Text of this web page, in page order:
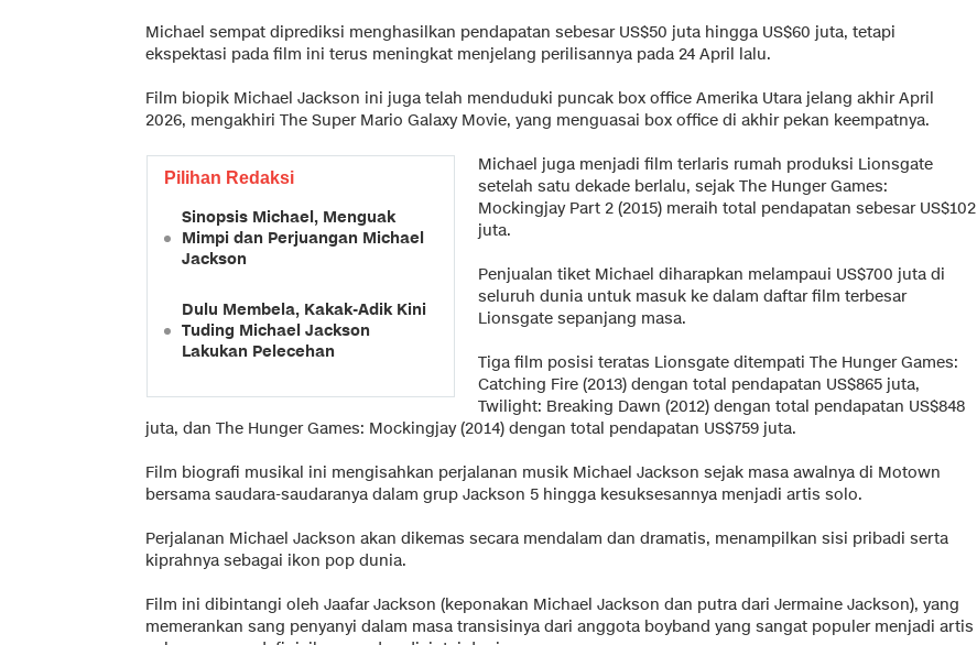
Michael sempat diprediksi menghasilkan pendapatan sebesar US$50 juta hingga US$60 juta, tetapi
ekspektasi pada film ini terus meningkat menjelang perilisannya pada 24 April lalu.
Film biopik Michael Jackson ini juga telah menduduki puncak box office Amerika Utara jelang akhir April
2026, mengakhiri The Super Mario Galaxy Movie, yang menguasai box office di akhir pekan keempatnya.
Pilihan Redaksi
Sinopsis Michael, Menguak
Mimpi dan Perjuangan Michael
Jackson
Dulu Membela, Kakak-Adik Kini
Tuding Michael Jackson
Lakukan Pelecehan
Michael juga menjadi film terlaris rumah produksi Lionsgate
setelah satu dekade berlalu, sejak The Hunger Games:
Mockingjay Part 2 (2015) meraih total pendapatan sebesar US$102
juta.
Penjualan tiket Michael diharapkan melampaui US$700 juta di
seluruh dunia untuk masuk ke dalam daftar film terbesar
Lionsgate sepanjang masa.
Tiga film posisi teratas Lionsgate ditempati The Hunger Games:
Catching Fire (2013) dengan total pendapatan US$865 juta,
Twilight: Breaking Dawn (2012) dengan total pendapatan US$848
juta, dan The Hunger Games: Mockingjay (2014) dengan total pendapatan US$759 juta.
Film biografi musikal ini mengisahkan perjalanan musik Michael Jackson sejak masa awalnya di Motown
bersama saudara-saudaranya dalam grup Jackson 5 hingga kesuksesannya menjadi artis solo.
Perjalanan Michael Jackson akan dikemas secara mendalam dan dramatis, menampilkan sisi pribadi serta
kiprahnya sebagai ikon pop dunia.
Film ini dibintangi oleh Jaafar Jackson (keponakan Michael Jackson dan putra dari Jermaine Jackson), yang
memerankan sang penyanyi dalam masa transisinya dari anggota boyband yang sangat populer menjadi artis